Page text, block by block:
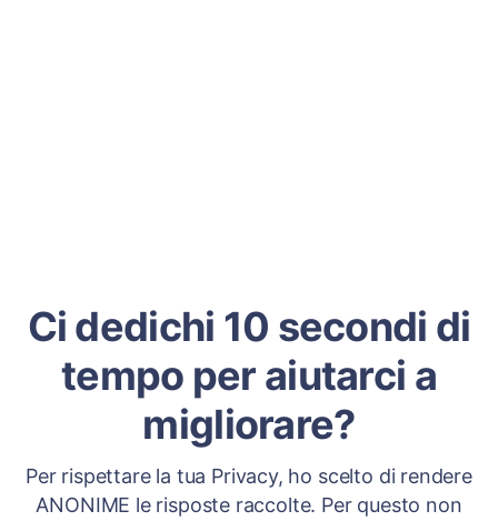
Ci dedichi 10 secondi di
tempo per aiutarci a
migliorare?
Per rispettare la tua Privacy, ho scelto di rendere
ANONIME le risposte raccolte. Per questo non